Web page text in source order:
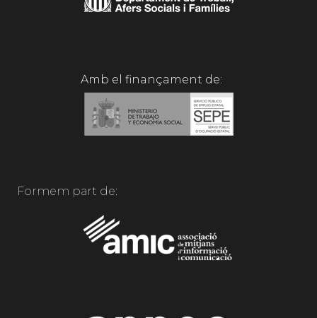
Amb el finançament de:
Formem part de: